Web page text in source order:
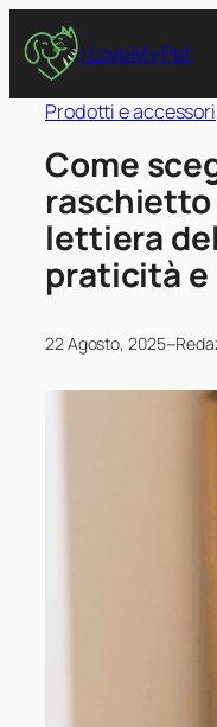
I Love My Pet
Prodotti e accessori
Come
raschietto
lettiera
praticità e
22 Agosto, 2025–